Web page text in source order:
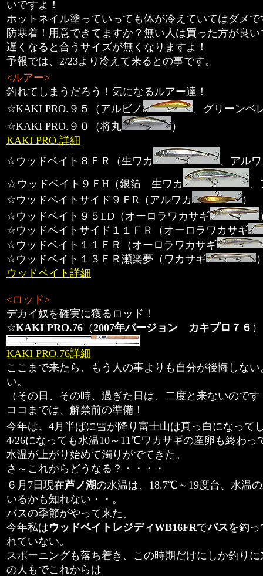
いですよ！
ホットネイル塗っていっても体が冷えていてはダメで
防寒着！用意できてますか？無い人は買った方が良い
遅くなると合うサイズが無くなりますよ！
予報では、2/23より冷えて来るとの事です。
<ルアー>
釣れてしまうだろう！気になるルアー達！
☆KAKI PRO.９５（アルビノ
、グリーンベ
☆KAKI PRO.９０（将丸
）
KAKI PRO.詳細
☆ウッドベイト８ＦＲ（生ワカ
、アル
☆ウッドベイト９ＦH（銀箔 生ワカ
☆ウッドベイトサイド９ＦR（アルワカ
）
☆ウッドベイト９５LD（オーロラワカサギ
☆ウッドベイトサイド１１ＦＲ（オーロラワカサギ
☆ウッドベイト１１ＦＲ（オーロラワカサギ
☆ウッドベイト１３ＦＲ瀬楽夢（ワカサギ
ウッドベイト詳細
<ロッド>
デカイ奴を確実に獲るロッド！
☆KAKI PRO.76 （2007年バージョン カキプロ７６ ）
KAKI PRO.76詳細
ここまで来たら、もう人の事よりも自分が後悔しな
い。
（その日、その時、過ぎた日は、二度と来ないのです
ココまでは、解禁前の準備！
今年は、4月半ばに雪が降り富士山は真っ白になって
4/26になっても水温10～11℃ワカサギの産卵も終わっ
水温が上がり始めて濁りがでてきた。
さ～これからどうなる？・・・・
６月7日現在芦ノ湖の水温は、18.7℃～19度台、水温
いるかも知れない・・。
バスの季節がやって来た。
今年私はウッドベイトレジディWB16FRでバスを釣っ
れていない。
スポーニングも落ち着き、この時期だけにしか釣り
の人もでこれからは